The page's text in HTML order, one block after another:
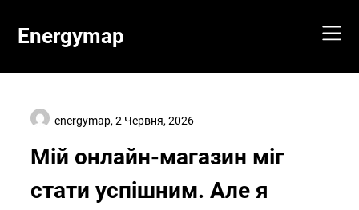
contentEnergymap
Мій онлайн-магазин міг
стати успішним. Але я
energymap,2 Червня, 2026